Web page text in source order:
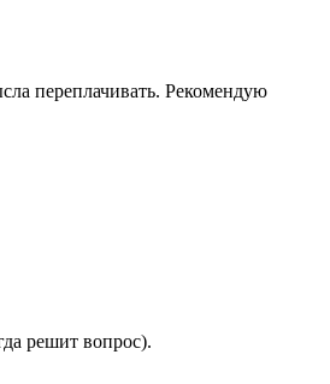
переплачивать. Рекомендую
решит вопрос).